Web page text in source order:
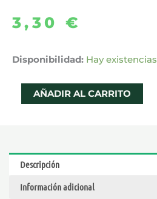
3,30 €
Disponibilidad: Hay existencias
GT4
0.15OHM
cantidad
AÑADIR AL CARRITO
Descripción
Información adicional